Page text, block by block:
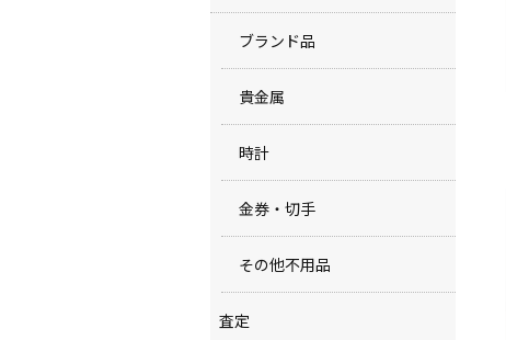
ブランド品
貴金属
時計
金券・切手
その他不用品
査定